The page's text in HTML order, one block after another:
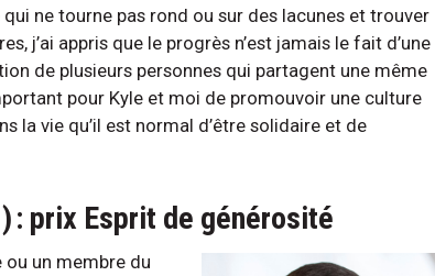
ne tourne pas rond ou sur des lacunes et trouver
j’ai appris que le progrès n’est jamais le fait d’une
de plusieurs personnes qui partagent une même
pour Kyle et moi de promouvoir une culture
la vie qu’il est normal d’être solidaire et de
: prix Esprit de générosité
ou un membre du